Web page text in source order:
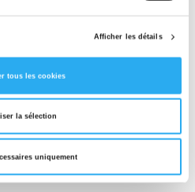
Afficher les détails
tous les cookies
la sélection
uniquement
tenir compte de la
inverse. Il est extrêmement
stocks dans l’entrepôt.
efficace et à un coût